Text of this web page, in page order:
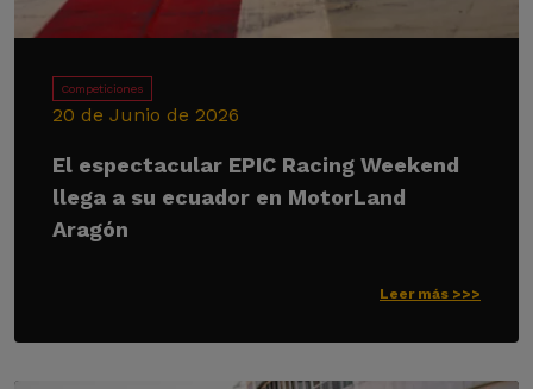
Competiciones
20 de Junio de 2026
El espectacular EPIC Racing Weekend
llega a su ecuador en MotorLand
Aragón
Leer más >>>